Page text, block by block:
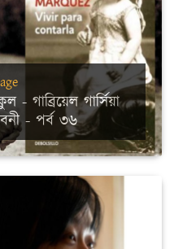
- গাব্রিয়েল গার্সিয়া
- পর্ব ৩৬